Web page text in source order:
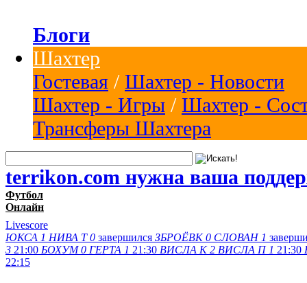
Блоги
Шахтер
Гостевая / Шахтер - Новости
Шахтер - Игры / Шахтер -
Трансферы Шахтера
terrikon.com нужна ваша
Футбол
Онлайн
Livescore
ЮКСА 1 НИВА Т 0 завершился ЗБРОЁВК 0 СЛОВАН 1
3 21:00 БОХУМ 0 ГЕРТА 1 21:30 ВИСЛА K 2 ВИСЛА П 1 21:30
22:15